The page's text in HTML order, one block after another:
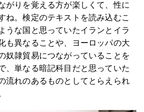
がりを覚える方が楽しくて、性に
ね。検定のテキストを読み込むこ
うな国と思っていたイランとイラ
も異なることや、ヨーロッパの大
奴隷貿易につながっていることを
、単なる暗記科目だと思っていた
流れのあるものとしてとらえられ